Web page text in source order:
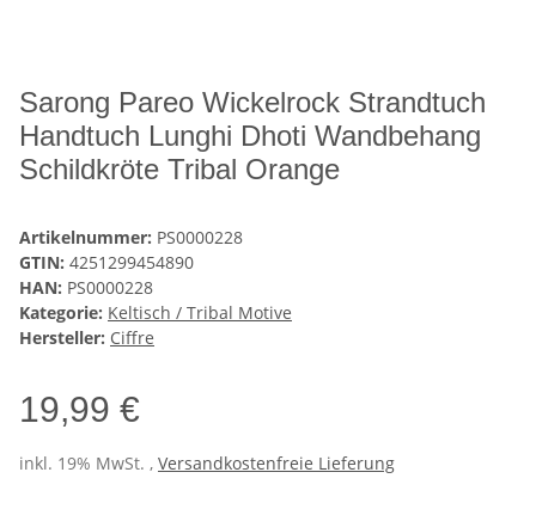
Sarong Pareo Wickelrock Strandtuch
Handtuch Lunghi Dhoti Wandbehang
Schildkröte Tribal Orange
Artikelnummer: PS0000228
GTIN: 4251299454890
HAN: PS0000228
Kategorie: Keltisch / Tribal Motive
Hersteller: Ciffre
19,99 €
inkl. 19% MwSt. , Versandkostenfreie Lieferung